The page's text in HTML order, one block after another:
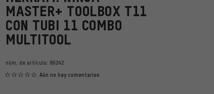
MASTER+ TOOLBOX T11
CON TUBI 11 COMBO
MULTITOOL
núm. de artículo: 80242
Aún no hay comentarios